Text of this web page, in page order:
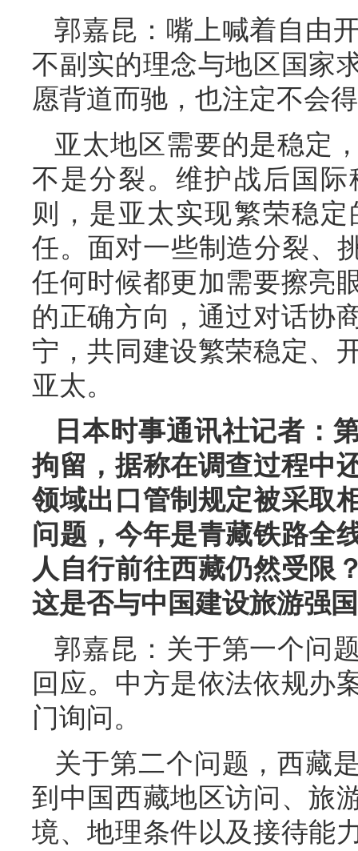
郭嘉昆：嘴上喊着自由
不副实的理念与地区国家
愿背道而驰，也注定不会
亚太地区需要的是稳定
不是分裂。维护战后国
则，是亚太实现繁荣稳
任。面对一些制造分裂、
任何时候都更加需要擦亮
的正确方向，通过对话协
宁，共同建设繁荣稳定、
亚太。
日本时事通讯社记者：
拘留，据称在调查过程中
领域出口管制规定被采取
问题，今年是青藏铁路全
人自行前往西藏仍然受限
这是否与中国建设旅游强
郭嘉昆：关于第一个问
回应。中方是依法依规办
门询问。
关于第二个问题，西藏
到中国西藏地区访问、旅
境、地理条件以及接待能